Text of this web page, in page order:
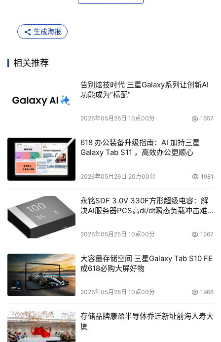
生成海报
相关推荐
告别炫技时代 三星Galaxy系列让创新AI
功能成为“标配”
2026年05月26日 10点00分 1657
618 办公装备升级指南：AI 加持三星
Galaxy Tab S11 ，高效办公更顺心
2026年05月26日 20点00分 1981
永铭SDF 3.0V 330F方形超级电容：解
决AI服务器PCS高di/dt瞬态负载冲击难
2026年05月25日 10点00分 1267
大容量存储空间 三星Galaxy Tab S10 FE
成618必购大屏好物
2026年05月28日 10点00分 1968
存储品牌康盈半导体乔迁新址前海人寿大
厦